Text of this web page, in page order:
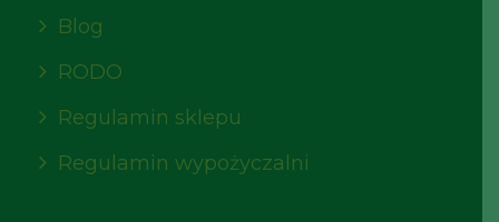
Blog
RODO
Regulamin sklepu
Regulamin wypożyczalni